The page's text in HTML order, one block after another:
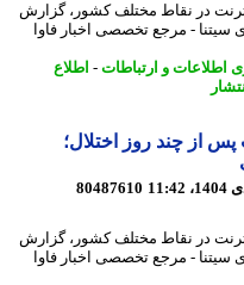
در نقاط مختلف کشور، گزارش
- مرجع تخصصی اخبار فاوا
و ارتباطات-اطلاع
چند روز اختلال؛
80487610
در نقاط مختلف کشور، گزارش
- مرجع تخصصی اخبار فاوا